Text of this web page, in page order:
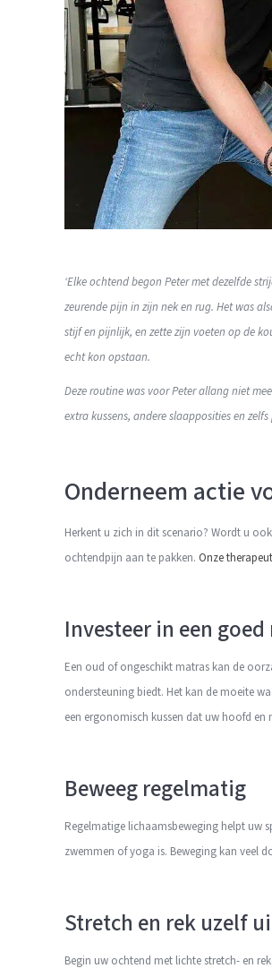
‘Elke ochtend begon Peter met dezelfde
zeurende pijn in zijn nek en rug. Het was
stijf en pijnlijk, en zette zijn voeten op de
echt kon opstaan.
Deze routine was voor Peter allang niet
extra kussens, andere slaapposities en
Onderneem actie
Herkent u zich in dit scenario? Wordt u
ochtendpijn aan te pakken. Onze
Investeer in een
Een oud of ongeschikt matras kan de
ondersteuning biedt. Het kan de moeite
een ergonomisch kussen dat uw hoofd en
Beweeg regelmatig
Regelmatige lichaamsbeweging helpt uw
zwemmen of yoga is. Beweging kan veel
Stretch en rek uzelf
Begin uw ochtend met lichte stretch- en